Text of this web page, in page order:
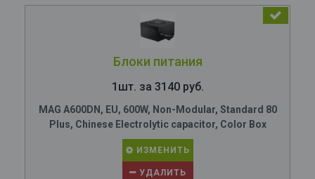
Блоки питания
1шт. за 3140 руб.
MAG A600DN, EU, 600W, Non-Modular, Standard 80
Plus, Chinese Electrolytic capacitor, Color Box
ИЗМЕНИТЬ
УДАЛИТЬ